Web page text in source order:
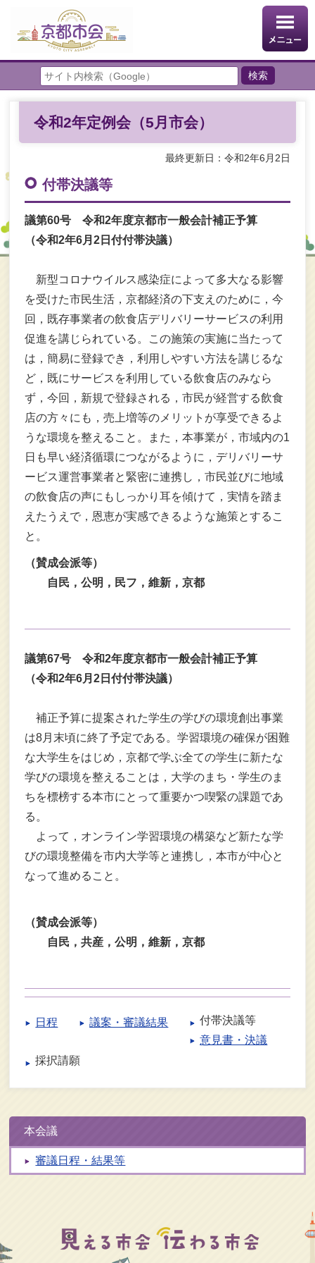
令和2年定例会（5月市会）
最終更新日：令和2年6月2日
付帯決議等
議第60号 令和2年度京都市一般会計補正予算
（令和2年6月2日付付帯決議）
新型コロナウイルス感染症によって多大なる影響
を受けた市民生活，京都経済の下支えのために，今
回，既存事業者の飲食店デリバリーサービスの利用
促進を講じられている。この施策の実施に当たって
は，簡易に登録でき，利用しやすい方法を講じるな
ど，既にサービスを利用している飲食店のみなら
ず，今回，新規で登録される，市民が経営する飲食
店の方々にも，売上増等のメリットが享受できるよ
うな環境を整えること。また，本事業が，市域内の1
日も早い経済循環につながるように，デリバリーサ
ービス運営事業者と緊密に連携し，市民並びに地域
の飲食店の声にもしっかり耳を傾けて，実情を踏ま
えたうえで，恩恵が実感できるような施策とするこ
と。
（賛成会派等）
自民，公明，民フ，維新，京都
議第67号 令和2年度京都市一般会計補正予算
（令和2年6月2日付付帯決議）
補正予算に提案された学生の学びの環境創出事業
は8月末頃に終了予定である。学習環境の確保が困難
な大学生をはじめ，京都で学ぶ全ての学生に新たな
学びの環境を整えることは，大学のまち・学生のま
ちを標榜する本市にとって重要かつ喫緊の課題であ
る。
よって，オンライン学習環境の構築など新たな学
びの環境整備を市内大学等と連携し，本市が中心と
なって進めること。
（賛成会派等）
自民，共産，公明，維新，京都
日程 議案・審議結果
付帯決議等
意見書・決議
採択請願
本会議
審議日程・結果等